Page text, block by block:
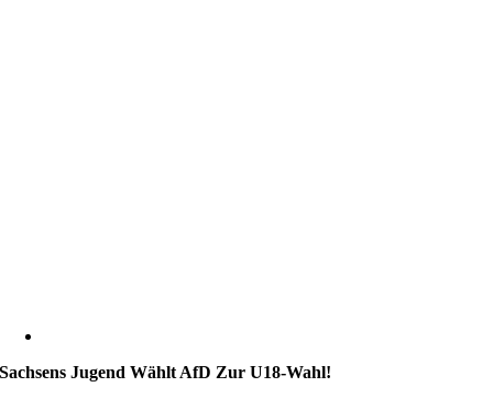
Sachsens Jugend Wählt AfD Zur U18-Wahl!